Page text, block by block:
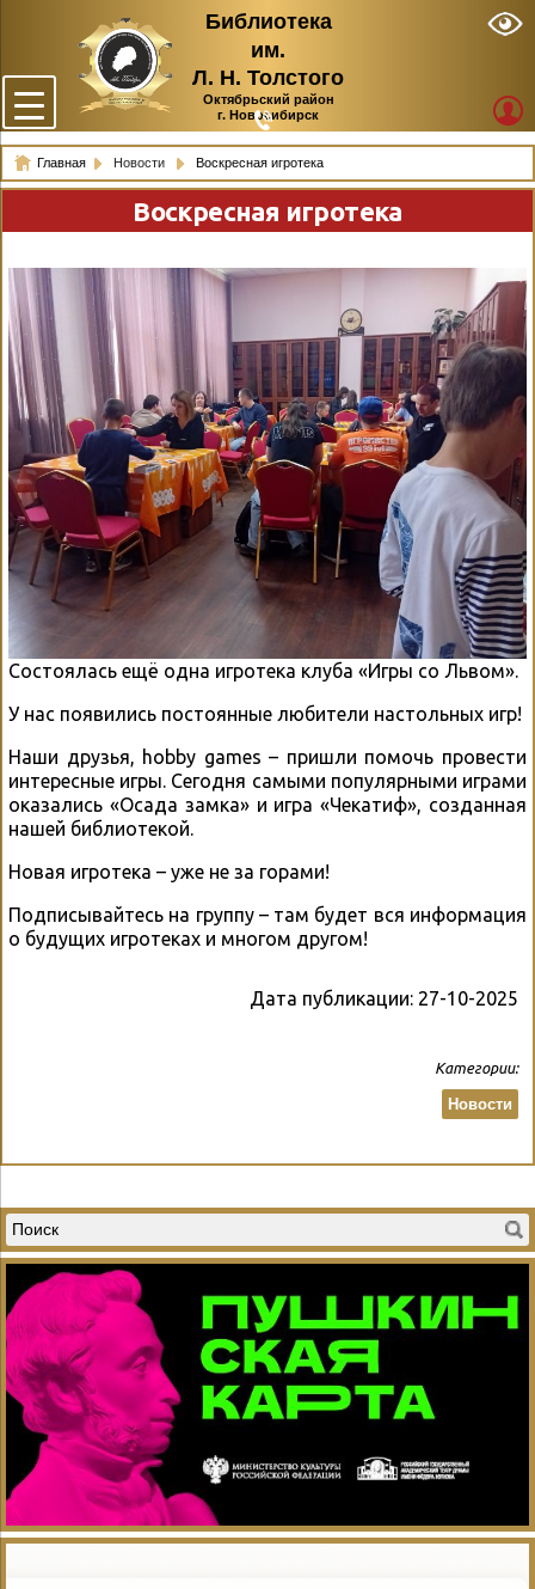
Библиотека
им.
Л. Н. Толстого
Октябрьский район
г. Новосибирск
Главная Новости Воскресная игротека
Воскресная игротека
Состоялась ещë одна игротека клуба «Игры со Львом».
У нас появились постоянные любители настольных игр!
Наши друзья, hobby games – пришли помочь провести
интересные игры. Сегодня самыми популярными играми
оказались «Осада замка» и игра «Чекатиф», созданная
нашей библиотекой.
Новая игротека – уже не за горами!
Подписывайтесь на группу – там будет вся информация
о будущих игротеках и многом другом!
Дата публикации: 27-10-2025
Категории:
Новости